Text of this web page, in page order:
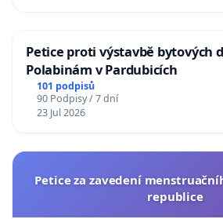
Petice proti výstavbě bytových
Polabinám v Pardubicích
101 podpisů
90 Podpisy / 7 dní
23 Jul 2026
Petice za zavedení
republice